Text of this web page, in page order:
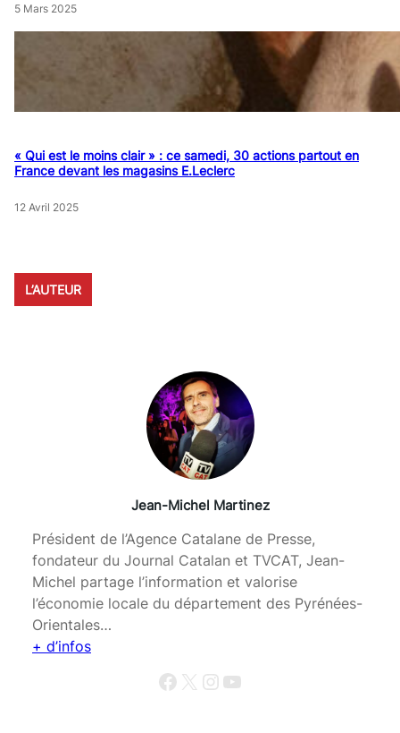
5 Mars 2025
« Qui est le moins clair » : ce samedi, 30 actions partout en
France devant les magasins E.Leclerc
12 Avril 2025
L’AUTEUR
Jean-Michel Martinez
Président de l’Agence Catalane de Presse,
fondateur du Journal Catalan et TVCAT, Jean-
Michel partage l’information et valorise
l’économie locale du département des Pyrénées-
Orientales…
+ d’infos
Facebook X Instagram YouTube